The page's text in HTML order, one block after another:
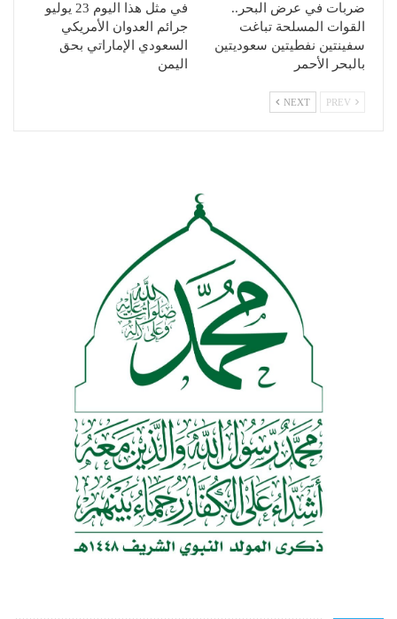
ضربات في عرض البحر..
القوات المسلحة تباغت
سفينتين نفطيتين سعوديتين
بالبحر الأحمر
في مثل هذا اليوم 23 يوليو
جرائم العدوان الأمريكي
السعودي الإماراتي بحق
اليمن
NEXT